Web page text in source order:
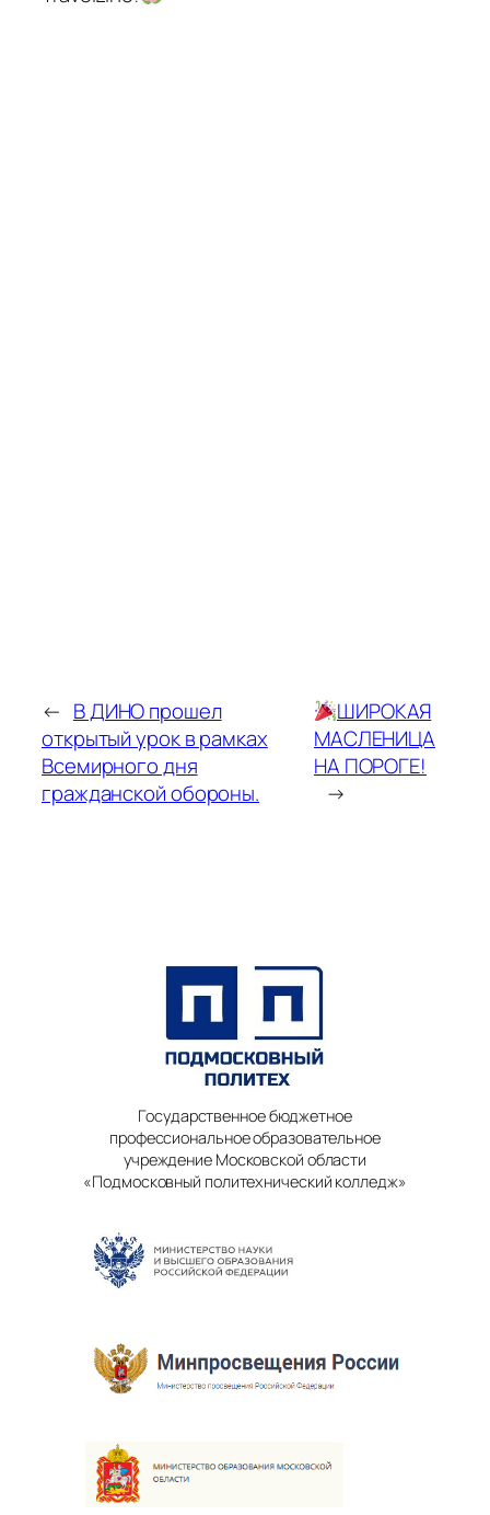
← В ДИНО прошел
открытый урок в рамках
Всемирного дня
гражданской обороны.
ШИРОКАЯ
МАСЛЕНИЦА
НА ПОРОГЕ!
→
Государственное бюджетное
профессиональное образовательное
учреждение Московской области
«Подмосковный политехнический колледж»